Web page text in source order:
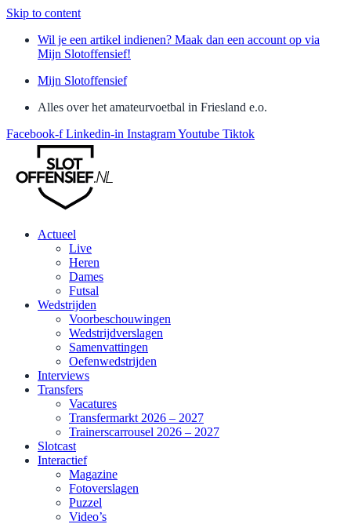
Skip to content
Wil je een artikel indienen? Maak dan een account op via
Mijn Slotoffensief!
Mijn Slotoffensief
Alles over het amateurvoetbal in Friesland e.o.
Facebook-f Linkedin-in InstagramYoutube Tiktok
Actueel
Live
Heren
Dames
Futsal
Wedstrijden
Voorbeschouwingen
Wedstrijdverslagen
Samenvattingen
Oefenwedstrijden
Interviews
Transfers
Vacatures
Transfermarkt 2026 – 2027
Trainerscarrousel 2026 – 2027
Slotcast
Interactief
Magazine
Fotoverslagen
Puzzel
Video’s